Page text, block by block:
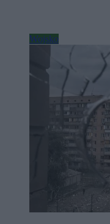
Wojsko